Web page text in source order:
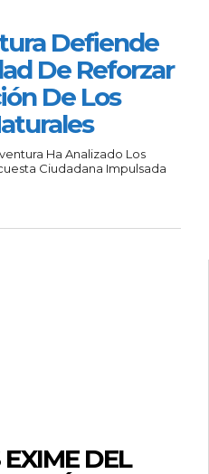
Defiende
De Reforzar
De Los
Ha Analizado Los
Ciudadana Impulsada
DEL